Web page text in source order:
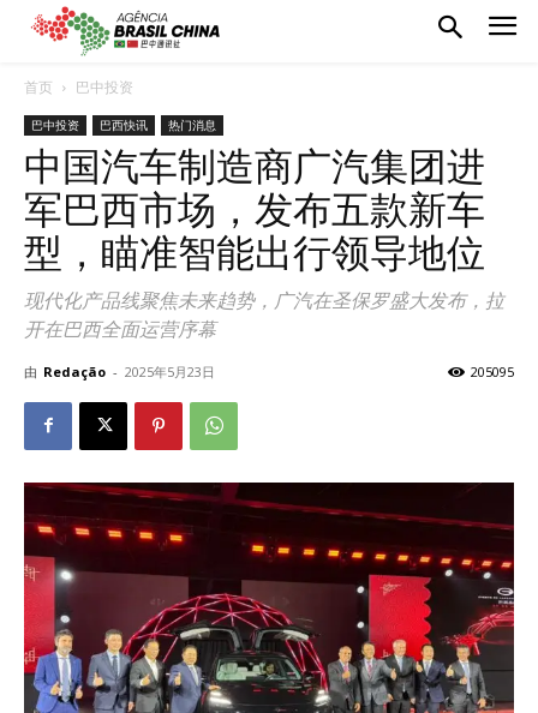
首页 巴中投资
巴中投资 巴西快讯 热门消息
中国汽车制造商广汽集团进
军巴西市场，发布五款新车
型，瞄准智能出行领导地位
现代化产品线聚焦未来趋势，广汽在圣保罗盛大发布，拉
开在巴西全面运营序幕
由 Redação - 2025年5月23日 205095